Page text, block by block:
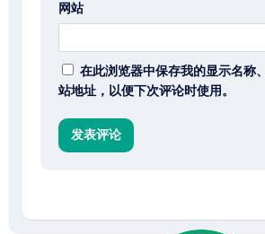
网站
在此浏览器中保存我的显示名称
站地址，以便下次评论时使用。